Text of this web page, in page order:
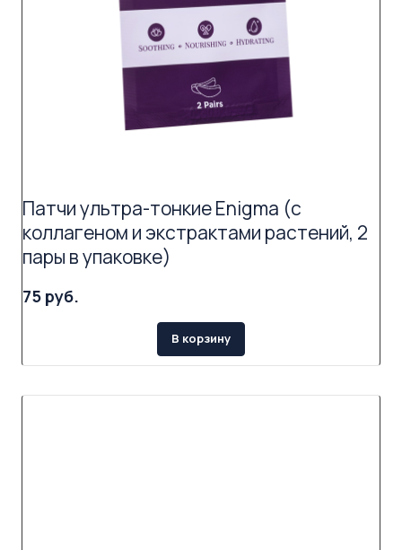
Патчи ультра-тонкие Enigma (с
коллагеном и экстрактами растений, 2
пары в упаковке)
75 руб.
В корзину